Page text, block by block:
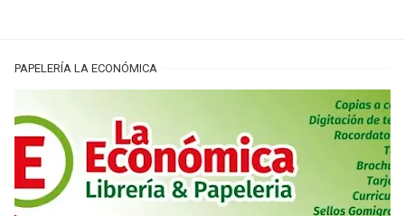
PAPELERÍA LA ECONÓMICA